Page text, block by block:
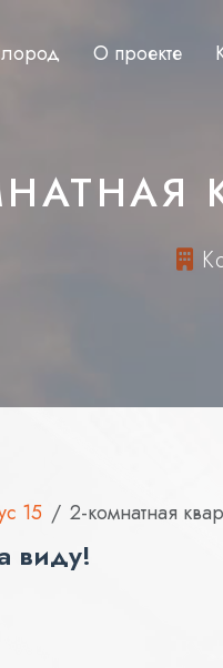
О проекте
К
15 2-комнатная
виду!